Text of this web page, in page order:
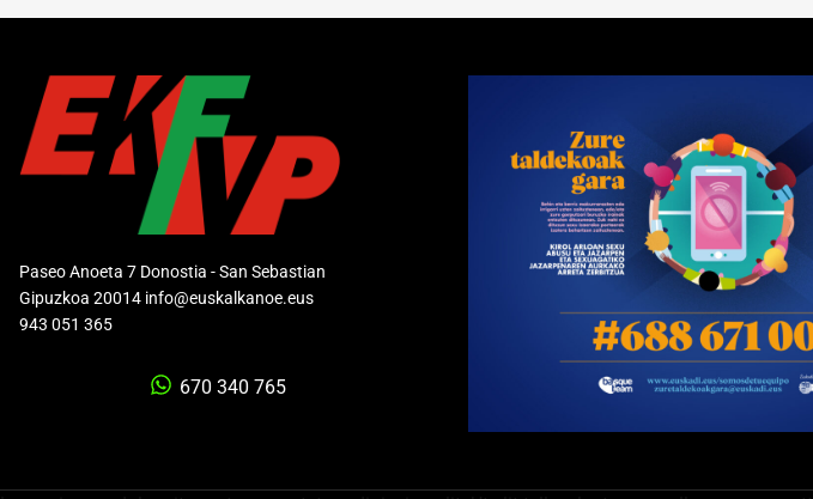
Paseo Anoeta 7 Donostia - San Sebastian
Gipuzkoa 20014 info@euskalkanoe.eus
943 051 365
670 340 765